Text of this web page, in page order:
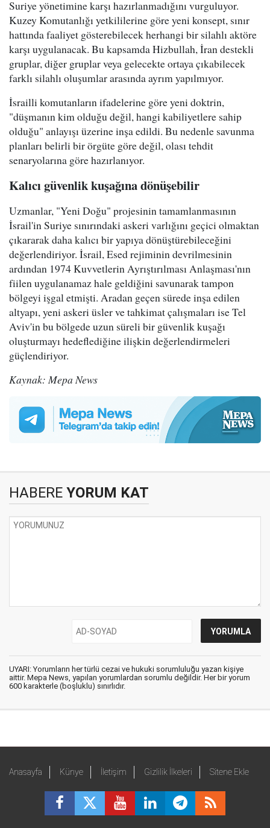
Suriye yönetimine karşı hazırlanmadığını vurguluyor.
Kuzey Komutanlığı yetkililerine göre yeni konsept, sınır
hattında faaliyet gösterebilecek herhangi bir silahlı aktöre
karşı uygulanacak. Bu kapsamda Hizbullah, İran destekli
gruplar, diğer gruplar veya gelecekte ortaya çıkabilecek
farklı silahlı oluşumlar arasında ayrım yapılmıyor.
İsrailli komutanların ifadelerine göre yeni doktrin,
"düşmanın kim olduğu değil, hangi kabiliyetlere sahip
olduğu" anlayışı üzerine inşa edildi. Bu nedenle savunma
planları belirli bir örgüte göre değil, olası tehdit
senaryolarına göre hazırlanıyor.
Kalıcı güvenlik kuşağına dönüşebilir
Uzmanlar, "Yeni Doğu" projesinin tamamlanmasının
İsrail'in Suriye sınırındaki askeri varlığını geçici olmaktan
çıkararak daha kalıcı bir yapıya dönüştürebileceğini
değerlendiriyor. İsrail, Esed rejiminin devrilmesinin
ardından 1974 Kuvvetlerin Ayrıştırılması Anlaşması'nın
fiilen uygulanamaz hale geldiğini savunarak tampon
bölgeyi işgal etmişti. Aradan geçen sürede inşa edilen
altyapı, yeni askeri üsler ve tahkimat çalışmaları ise Tel
Aviv'in bu bölgede uzun süreli bir güvenlik kuşağı
oluşturmayı hedeflediğine ilişkin değerlendirmeleri
güçlendiriyor.
Kaynak: Mepa News
HABERE YORUM KAT
UYARI: Yorumların her türlü cezai ve hukuki sorumluluğu yazan kişiye
aittir. Mepa News, yapılan yorumlardan sorumlu değildir. Her bir yorum
600 karakterle (boşluklu) sınırlıdır.
Anasayfa Künye İletişim Gizlilik İlkeleri Sitene Ekle